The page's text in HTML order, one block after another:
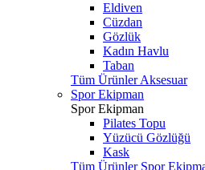
Eldiven
Cüzdan
Gözlük
Kadın Havlu
Taban
Tüm Ürünler Aksesuar
Spor Ekipman
Spor Ekipman
Pilates Topu
Yüzücü Gözlüğü
Kask
Tüm Ürünler Spor